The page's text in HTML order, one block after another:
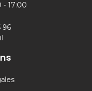
- 17:00
96